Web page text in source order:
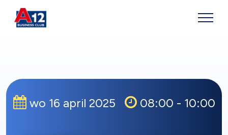
wo 16 april 2025 08:00 - 10:00